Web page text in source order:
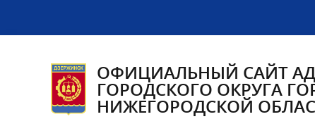
ОФИЦИАЛЬНЫЙ САЙТ
ГОРОДСКОГО ОКРУГА
НИЖЕГОРОДСКОЙ